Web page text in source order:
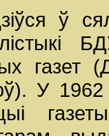
ў
газет
У